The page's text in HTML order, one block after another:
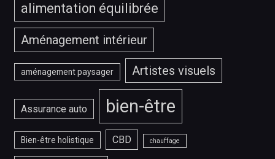
alimentation équilibrée
Aménagement intérieur
aménagement paysager Artistes visuels
Assurance auto bien-être
Bien-être holistique CBD chauffage